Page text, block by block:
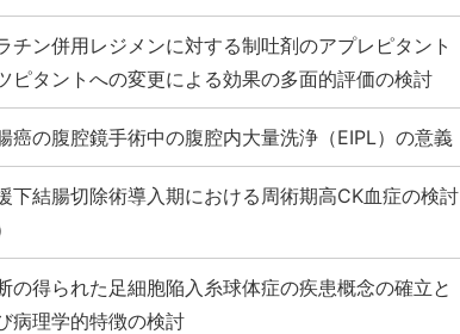
チン併用レジメンに対する制吐剤のアプレピタント
ピタントへの変更による効果の多面的評価の検討
癌の腹腔鏡手術中の腹腔内大量洗浄（EIPL）の意義
下結腸切除術導入期における周術期高CK血症の検討
の得られた足細胞陥入糸球体症の疾患概念の確立と
病理学的特徴の検討